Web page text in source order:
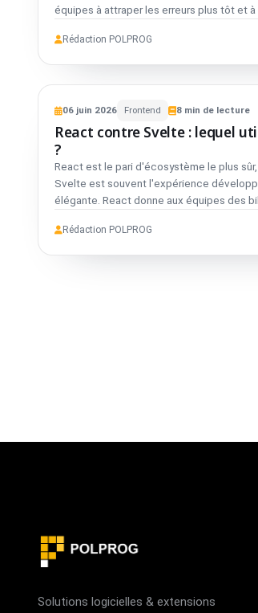
équipes à attraper les erreurs plus tôt et à
petits scripts et des prototypes rapides,
entre les modules. Le bon choix dépend
projet, de l'expérience de l'équipe et de
nécessaire du code.
Rédaction POLPROG
VS
FRONTEND
React
vs
02Svelte
06 juin 2026 Frontend 8 min de lecture
React contre Svelte : lequel
?
React est le pari d'écosystème le plus
Svelte est souvent l'expérience
élégante. React donne aux équipes des
de production éprouvés. Svelte réduit le
Rédaction POLPROG
Solutions logicielles & extensions